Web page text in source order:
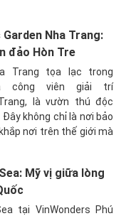
Garden Nha Trang:
đảo Hòn Tre
Trang tọa lạc trong
công viên giải trí
là vườn thú độc
không chỉ là nơi bảo
nơi trên thế giới mà
Mỹ vị giữa lòng
tại VinWonders Phú